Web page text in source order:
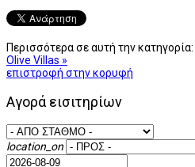
Περισσότερα σε αυτή την κατηγορία:
Olive Villas »
επιστροφή στην κορυφή
Αγορά εισιτηρίων
location_on